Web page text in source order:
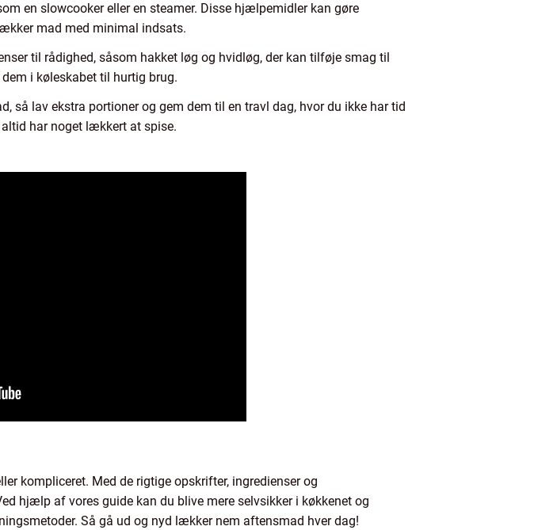
en slowcooker eller en steamer. Disse hjælpemidler kan gøre
mad med minimal indsats.
til rådighed, såsom hakket løg og hvidløg, der kan tilføje smag til
i køleskabet til hurtig brug.
så lav ekstra portioner og gem dem til en travl dag, hvor du ikke har tid
har noget lækkert at spise.
kompliceret. Med de rigtige opskrifter, ingredienser og
hjælp af vores guide kan du blive mere selvsikker i køkkenet og
Så gå ud og nyd lækker nem aftensmad hver dag!